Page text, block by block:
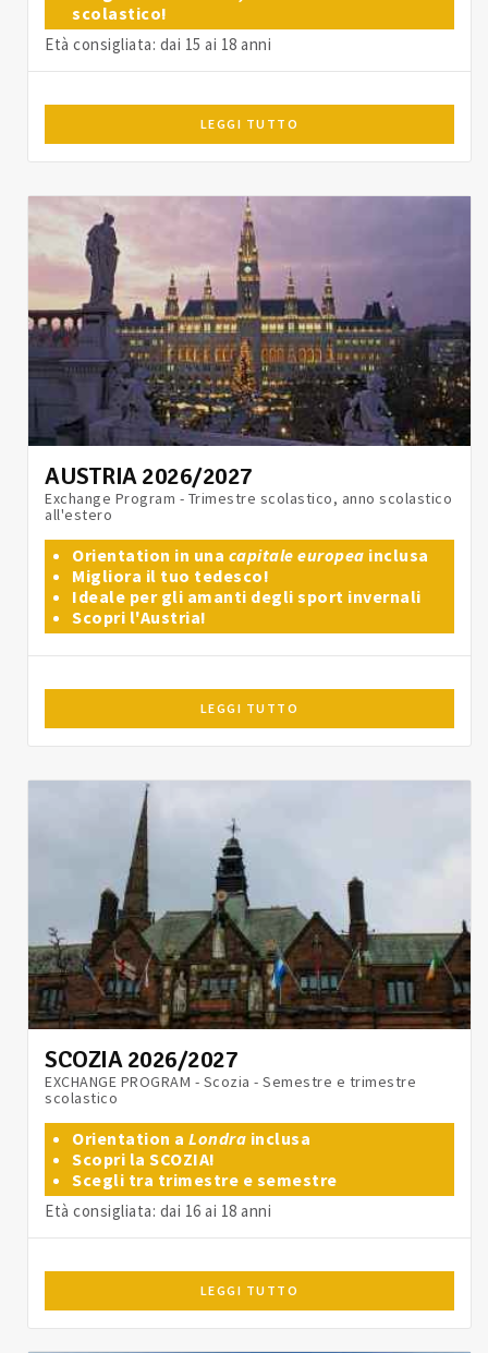
scolastico!
Età consigliata: dai 15 ai 18 anni
LEGGI TUTTO
AUSTRIA 2026/2027
Exchange Program - Trimestre scolastico, anno scolastico
all'estero
Orientation in una capitale europea inclusa
Migliora il tuo tedesco!
Ideale per gli amanti degli sport invernali
Scopri l'Austria!
LEGGI TUTTO
SCOZIA 2026/2027
EXCHANGE PROGRAM - Scozia - Semestre e trimestre
scolastico
Orientation a Londra inclusa
Scopri la SCOZIA!
Scegli tra trimestre e semestre
Età consigliata: dai 16 ai 18 anni
LEGGI TUTTO